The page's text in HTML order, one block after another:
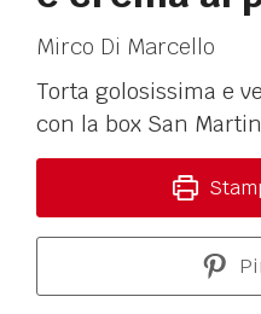
Mirco Di Marcello
Torta golosissima e
con la box San